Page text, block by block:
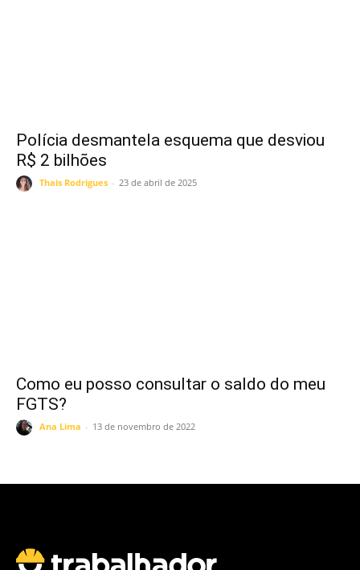
Polícia desmantela esquema que desviou
R$ 2 bilhões
Thais Rodrigues - 23 de abril de 2025
Como eu posso consultar o saldo do meu
FGTS?
Ana Lima - 13 de novembro de 2022